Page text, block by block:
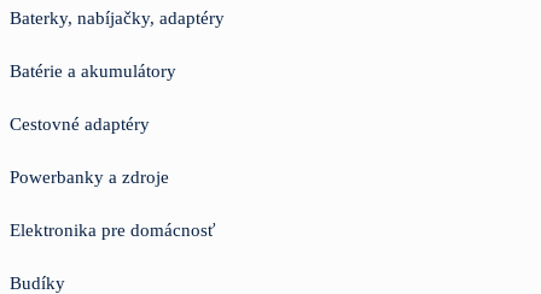
Baterky, nabíjačky, adaptéry
Batérie a akumulátory
Cestovné adaptéry
Powerbanky a zdroje
Elektronika pre domácnosť
Budíky